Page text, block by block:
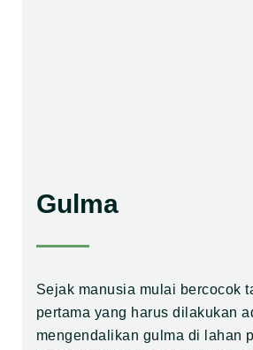
Gulma
Sejak manusia mulai bercocok
pertama yang harus dilakukan
mengendalikan gulma di lahan